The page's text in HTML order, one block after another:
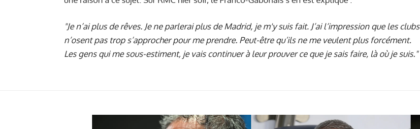
"Je n’ai plus de rêves. Je ne parlerai plus de Madrid, je m'y suis fait. J’ai l‘impression que les clubs
n’osent pas trop s’approcher pour me prendre. Peut-être qu’ils ne me veulent plus forcément.
Les gens qui me sous-estiment, je vais continuer à leur prouver ce que je sais faire, là où je suis."